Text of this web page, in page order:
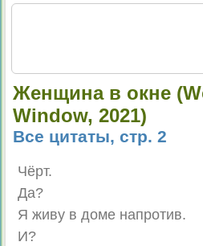
Женщина в окне
Window, 2021)
Все цитаты, стр. 2
Чёрт.
Да?
Я живу в доме напротив.
И?